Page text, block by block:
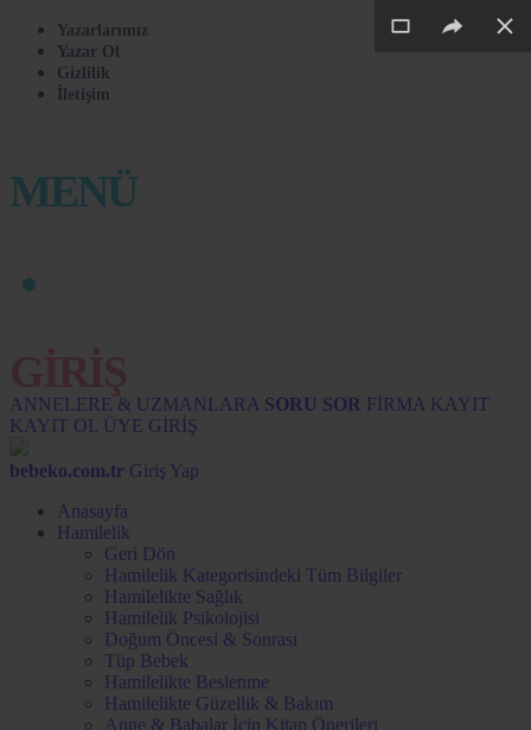
Yazarlarımız
Yazar Ol
Gizlilik
İletişim
MENÜ
ANNELERE & UZMANLARA SORU SOR FİRMA KAYIT
KAYIT OL ÜYE GİRİŞ
bebeko.com.tr Giriş Yap
Anasayfa
Hamilelik
Geri Dön
Hamilelik Kategorisindeki Tüm Bilgiler
Hamilelikte Sağlık
Hamilelik Psikolojisi
Doğum Öncesi & Sonrası
Tüp Bebek
Hamilelikte Beslenme
Hamilelikte Güzellik & Bakım
Anne & Babalar İçin Kitap Önerileri